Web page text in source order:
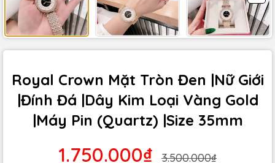
Royal Crown Mặt Tròn Đen |Nữ Giới
|Đính Đá |Dây Kim Loại Vàng Gold
|Máy Pin (Quartz) |Size 35mm
1.750.000₫
3.500.000₫